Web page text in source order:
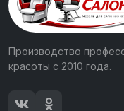
Производство
красоты с 2010 года.